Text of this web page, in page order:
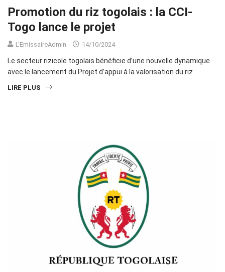
Promotion du riz togolais : la CCI-
Togo lance le projet
L'EmissaireAdmin 14/10/2024
Le secteur rizicole togolais bénéficie d’une nouvelle dynamique
avec le lancement du Projet d’appui à la valorisation du riz
LIRE PLUS